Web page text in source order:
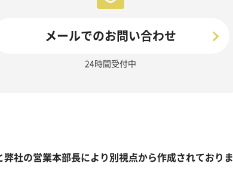
メールでのお問い合わせ
24時間受付中
社の営業本部長により別視点から作成されておりま